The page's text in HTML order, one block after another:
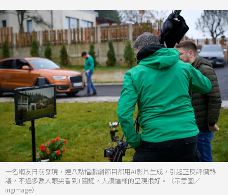
一名網友日前發現，連八點檔戲劇節目都用AI影片生成，引起正反評價熱
議，不過多數人眼尖看到1關鍵，大讚這樣的呈現很好。（示意圖／
ingimage）